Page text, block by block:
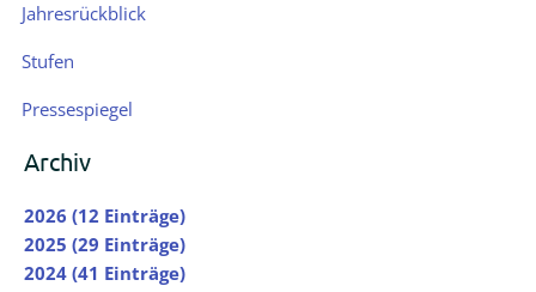
Jahresrückblick
Stufen
Pressespiegel
Archiv
2026 (12 Einträge)
2025 (29 Einträge)
2024 (41 Einträge)